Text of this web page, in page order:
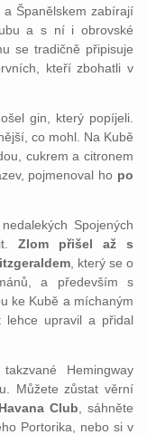
a Španělskem zabírají
a s ní i obrovské
se tradičně připisuje
kteří zbohatli v
gin, který popíjeli.
co mohl. Na Kubě
cukrem a citronem
pojmenoval ho po
Spojených
Zlom přišel až s
, který se o
a především s
ke Kubě a míchaným
lehce upravil a přidal
Hemingway
Můžete zůstat věrní
Club , sáhněte
Portorika, nebo si v